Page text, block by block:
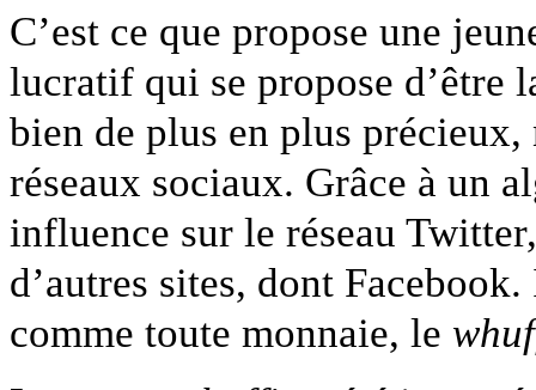
C’est ce que propose une
lucratif qui se propose d’être
bien de plus en plus
réseaux sociaux. Grâce à un
influence sur le réseau
d’autres sites, dont
comme toute monnaie, le